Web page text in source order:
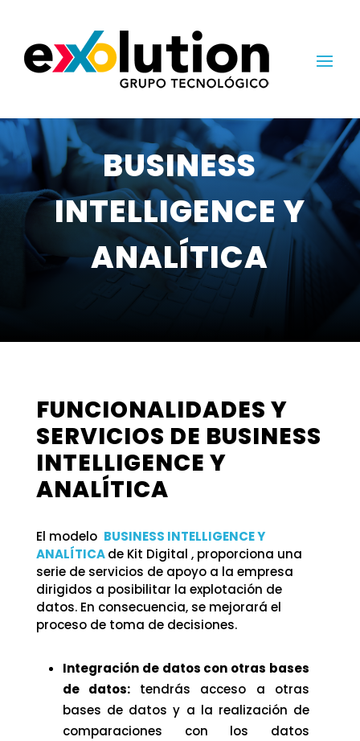
BUSINESS
INTELLIGENCE Y
ANALÍTICA
FUNCIONALIDADES Y
SERVICIOS DE BUSINESS
INTELLIGENCE Y
ANALÍTICA
El modelo BUSINESS INTELLIGENCE Y
ANALÍTICAde Kit Digital , proporciona una
serie de servicios de apoyo a la empresa
dirigidos a posibilitar la explotación de
datos. En consecuencia, se mejorará el
proceso de toma de decisiones.
Integración de datos con otras bases
de datos:
tendrás acceso a otras
bases de datos y a la realización de
comparaciones con los datos